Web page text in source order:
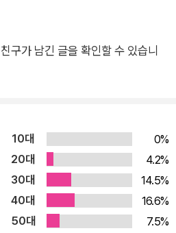
플루언서 #틱톡 #인스타그램 #
면 소셜미
마케팅의 일인자, 게리 바이너
서 조회수가 폭발하는 콘텐츠를 제
은 대중의 눈과 귀가 모이는 바로
회가 있다는 걸 잘 알고 있다. 하지
텐츠를 만들 수 있는지, 소셜미디
출을 올리는 법을 제대로 이해하는
구가 남긴 글을 확인할 수 있습니
10대
0%
20대
4.2%
30대
14.5%
40대
16.6%
50대
7.5%